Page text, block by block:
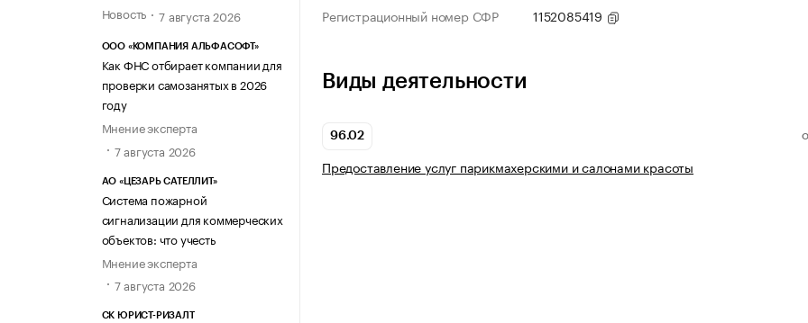
Новость
7 августа 2026
ООО «КОМПАНИЯ АЛЬФАСОФТ»
Как ФНС отбирает компании для
проверки самозанятых в 2026
году
Мнение эксперта
7 августа 2026
АО «ЦЕЗАРЬ САТЕЛЛИТ»
Система пожарной
сигнализации для коммерческих
объектов: что учесть
Мнение эксперта
7 августа 2026
СК ЮРИСТ-РИЗАЛТ
Регистрационный номер СФР 1152085419
Виды деятельности
96.02
Предоставление услуг парикмахерскими и салонами красоты